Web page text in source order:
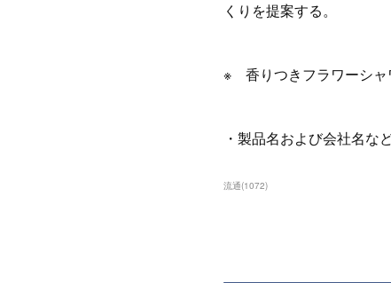
くりを提案する。
※ 香りつきフラワーシャ
・製品名および会社名な
流通(1072)